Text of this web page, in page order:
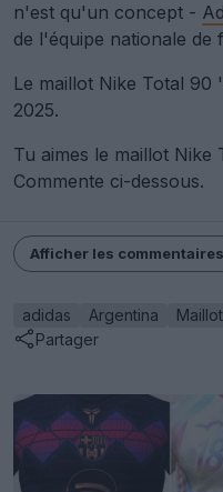
n'est qu'un concept -
de l'équipe nationale de
Le maillot Nike Total 90
2025.
Tu aimes le maillot
Commente ci-dessous.
Afficher les commentaires
adidas Argentina
Partager